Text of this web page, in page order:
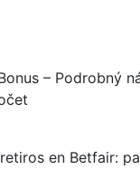
– Podrobný
en Betfair: